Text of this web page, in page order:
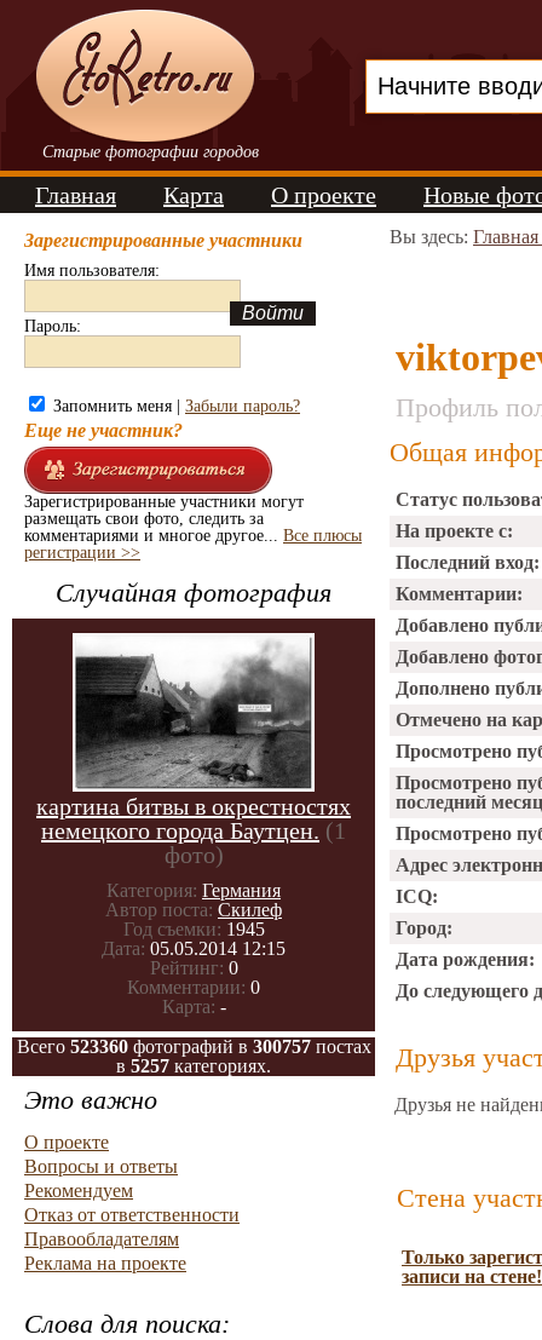
Старые фотографии городов
Главная Карта О проекте Новые
Зарегистрированные участники
Имя пользователя:
Пароль:
Запомнить меня | Забыли пароль?
Еще не участник?
Зарегистрированные участники могут
размещать свои фото, следить за
комментариями и многое другое... Все плюсы
регистрации >>
Случайная фотография
картина битвы в окрестностях
немецкого города Баутцен. (1
фото)
Категория: Германия
Автор поста: Скилеф
Год съемки: 1945
Дата: 05.05.2014 12:15
Рейтинг: 0
Комментарии: 0
Карта: -
Всего 523360фотографий в 300757постах
в 5257 категориях.
Это важно
О проекте
Вопросы и ответы
Рекомендуем
Отказ от ответственности
Правообладателям
Реклама на проекте
Слова для поиска:
Вы здесь:
Профиль
Общая
Статус
На проекте с:
Последний вход:
Комментарии:
Добавлено
Добавлено
Дополнено
Отмечено на
Просмотрено
Просмотрено
последний
Просмотрено
Адрес
ICQ:
Город:
Дата рождения:
До следующего
Друзья
Друзья не
Стена
Только
записи на стене!